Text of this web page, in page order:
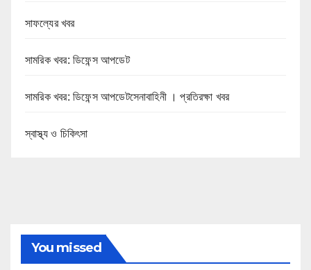
সাফল্যের খবর
সামরিক খবর: ডিফেন্স আপডেট
সামরিক খবর: ডিফেন্স আপডেটসেনাবাহিনী । প্রতিরক্ষা খবর
স্বাস্থ্য ও চিকিৎসা
You missed